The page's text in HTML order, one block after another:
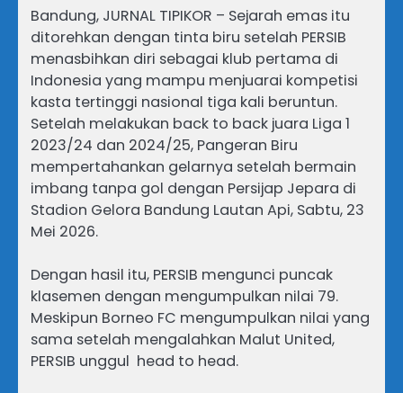
Bandung, JURNAL TIPIKOR – Sejarah emas itu
ditorehkan dengan tinta biru setelah PERSIB
menasbihkan diri sebagai klub pertama di
Indonesia yang mampu menjuarai kompetisi
kasta tertinggi nasional tiga kali beruntun.
Setelah melakukan back to back juara Liga 1
2023/24 dan 2024/25, Pangeran Biru
mempertahankan gelarnya setelah bermain
imbang tanpa gol dengan Persijap Jepara di
Stadion Gelora Bandung Lautan Api, Sabtu, 23
Mei 2026.
Dengan hasil itu, PERSIB mengunci puncak
klasemen dengan mengumpulkan nilai 79.
Meskipun Borneo FC mengumpulkan nilai yang
sama setelah mengalahkan Malut United,
PERSIB unggul head to head.